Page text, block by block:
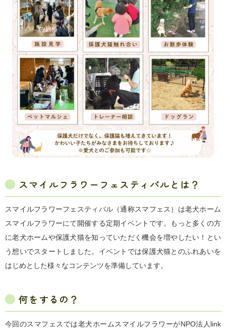
スマイルフラワーフェスティバルとは？
スマイルフラワーフェスティバル（通称スマフェス）は老犬ホーム
スマイルフラワーにて開催する定期イベントです。もっと多くの方
に老犬ホームや保護犬猫を知っていただく機会を増やしたい！とい
う想いでスタートしました。イベントでは保護犬猫とのふれあいを
はじめとした様々なコンテンツを準備しています。
何をするの？
今回のスマフェスでは老犬ホームスマイルフラワーがNPO法人link